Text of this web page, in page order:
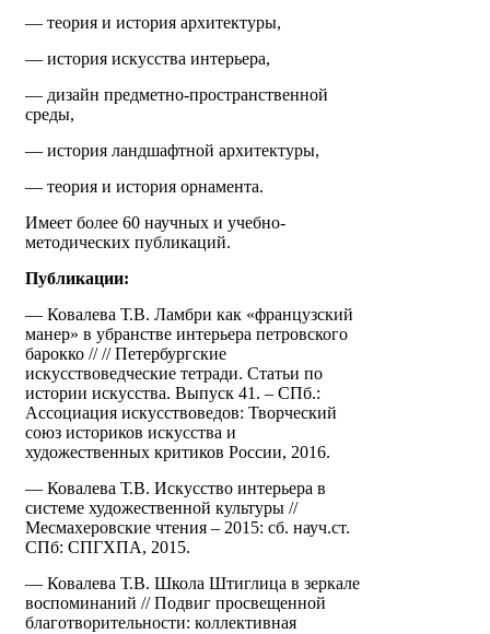
— теория и история архитектуры,
— история искусства интерьера,
— дизайн предметно-пространственной
среды,
— история ландшафтной архитектуры,
— теория и история орнамента.
Имеет более 60 научных и учебно-
методических публикаций.
Публикации:
— Ковалева Т.В. Ламбри как «французский
манер» в убранстве интерьера петровского
барокко // // Петербургские
искусствоведческие тетради. Статьи по
истории искусства. Выпуск 41. – СПб.:
Ассоциация искусствоведов: Творческий
союз историков искусства и
художественных критиков России, 2016.
— Ковалева Т.В. Искусство интерьера в
системе художественной культуры //
Месмахеровские чтения – 2015: сб. науч.ст.
СПб: СПГХПА, 2015.
— Ковалева Т.В. Школа Штиглица в зеркале
воспоминаний // Подвиг просвещенной
благотворительности: коллективная